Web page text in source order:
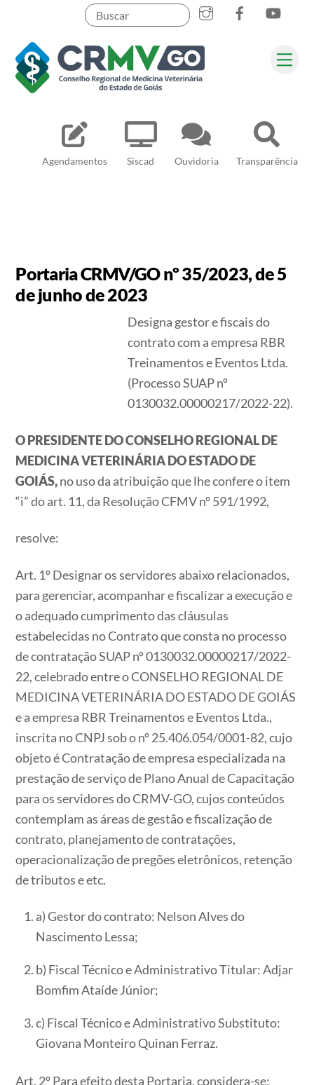
content
Agendamentos Siscad Ouvidoria Transparência
Pesquisar
Portaria CRMV/GO nº 35/2023, de 5
de junho de 2023
Designa gestor e fiscais do
contrato com a empresa RBR
Treinamentos e Eventos Ltda.
(Processo SUAP nº
0130032.00000217/2022-22).
O PRESIDENTE DO CONSELHO REGIONAL DE
MEDICINA VETERINÁRIA DO ESTADO DE
GOIÁS,no uso da atribuição que lhe confere o item
“i” do art. 11, da Resolução CFMV nº 591/1992,
resolve:
Art. 1º Designar os servidores abaixo relacionados,
para gerenciar, acompanhar e fiscalizar a execução e
o adequado cumprimento das cláusulas
estabelecidas no Contrato que consta no processo
de contratação SUAP nº 0130032.00000217/2022-
22, celebrado entre o CONSELHO REGIONAL DE
MEDICINA VETERINÁRIA DO ESTADO DE GOIÁS
e a empresa RBR Treinamentos e Eventos Ltda.,
inscrita no CNPJ sob o nº 25.406.054/0001-82, cujo
objeto é Contratação de empresa especializada na
prestação de serviço de Plano Anual de Capacitação
para os servidores do CRMV-GO, cujos conteúdos
contemplam as áreas de gestão e fiscalização de
contrato, planejamento de contratações,
operacionalização de pregões eletrônicos, retenção
de tributos e etc.
a) Gestor do contrato: Nelson Alves do
Nascimento Lessa;
b) Fiscal Técnico e Administrativo Titular: Adjar
Bomfim Ataíde Júnior;
c) Fiscal Técnico e Administrativo Substituto:
Giovana Monteiro Quinan Ferraz.
Art. 2º Para efeito desta Portaria, considera-se: